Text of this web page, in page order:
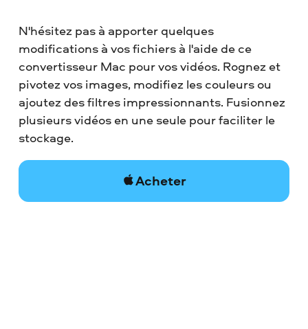
N'hésitez pas à apporter quelques
modifications à vos fichiers à l'aide de ce
convertisseur Mac pour vos vidéos. Rognez et
pivotez vos images, modifiez les couleurs ou
ajoutez des filtres impressionnants. Fusionnez
plusieurs vidéos en une seule pour faciliter le
stockage.
Acheter